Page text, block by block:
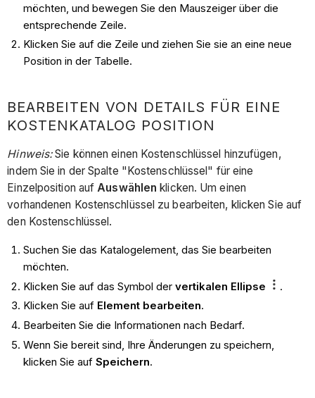
möchten, und bewegen Sie den Mauszeiger über die
entsprechende Zeile.
Klicken Sie auf die Zeile und ziehen Sie sie an eine neue
Position in der Tabelle.
BEARBEITEN VON DETAILS FÜR EINE
KOSTENKATALOG POSITION
Hinweis:Sie können einen Kostenschlüssel hinzufügen,
indem Sie in der Spalte "Kostenschlüssel" für eine
Einzelposition aufAuswählenklicken. Um einen
vorhandenen Kostenschlüssel zu bearbeiten, klicken Sie auf
den Kostenschlüssel.
Suchen Sie das Katalogelement, das Sie bearbeiten
möchten.
Klicken Sie auf das Symbol der vertikalen Ellipse
.
Klicken Sie auf Element bearbeiten.
Bearbeiten Sie die Informationen nach Bedarf.
Wenn Sie bereit sind, Ihre Änderungen zu speichern,
klicken Sie auf Speichern.